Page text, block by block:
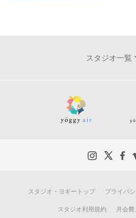
スタジオ一覧
スタジオ・ヨギートップ プライバ
スタジオ利用規約 月会